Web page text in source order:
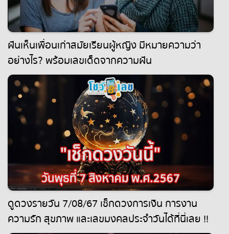
ฝันเห็นเพื่อนเก่าสมัยเรียนผู้หญิง มีหมายความว่า
อย่างไร? พร้อมเลขเด็ดจากความฝัน
ดูดวงรายวัน 7/08/67 เช็กดวงการเงิน การงาน
ความรัก สุขภาพ และเลขมงคลประจำวันได้ที่นี่เลย !!